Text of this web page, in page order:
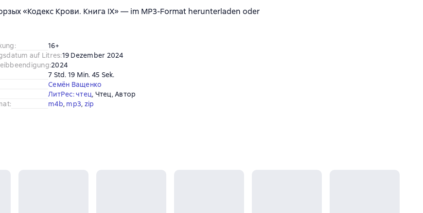
«Кодекс Крови. Книга IХ» — im MP3-Format herunterladen oder
:
16+
auf Litres:19 Dezember 2024
:2024
7 Std. 19 Min. 45 Sek.
Семён Ващенко
ЛитРес: чтец, Чтец, Автор
: m4b, mp3, zip